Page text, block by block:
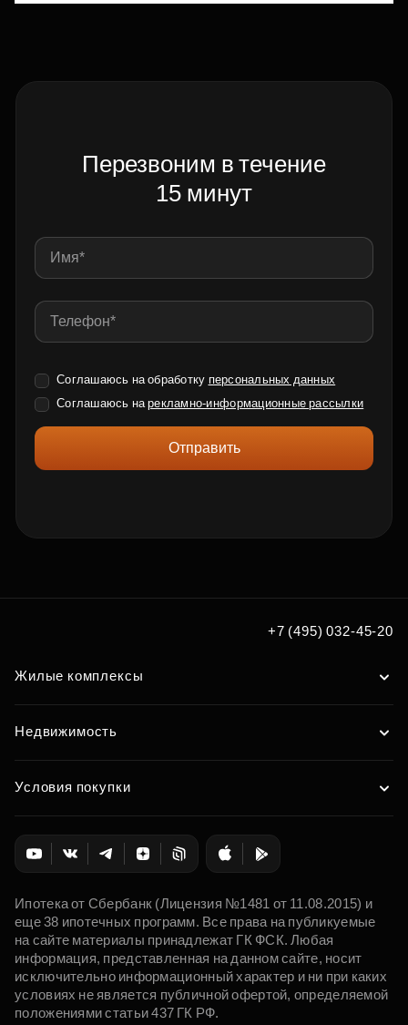
Перезвоним в течение
15 минут
Соглашаюсь на обработку персональных данных
Соглашаюсь нарекламно-информационные рассылки
Отправить
+7 (495) 032-45-20
Жилые комплексы
Недвижимость
Условия покупки
Ипотека от Сбербанк (Лицензия №1481 от 11.08.2015) и
еще 38 ипотечных программ. Все права на публикуемые
на сайте материалы принадлежат ГК ФСК. Любая
информация, представленная на данном сайте, носит
исключительно информационный характер и ни при каких
условиях не является публичной офертой, определяемой
положениями статьи 437 ГК РФ.